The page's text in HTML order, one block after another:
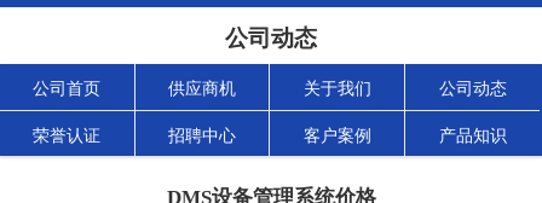
公司动态
公司首页 供应商机 关于我们 公司动态
荣誉认证 招聘中心 客户案例 产品知识
DMS设备管理系统价格